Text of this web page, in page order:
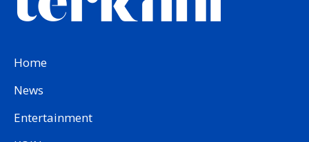
Home
News
Entertainment